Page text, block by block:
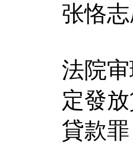
张恪
法院
定發
貸款